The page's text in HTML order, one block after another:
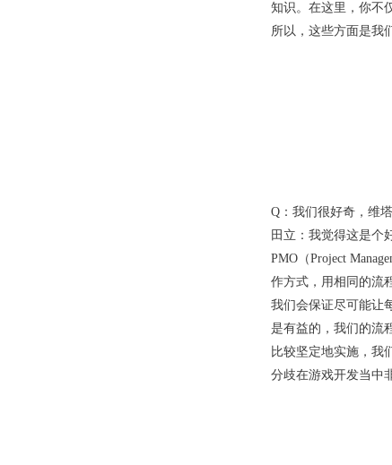
知识。在这里，你不
所以，这些方面是我
Q：我们很好奇，维
田立：我觉得这是个
PMO（Project
作方式，用相同的流
我们会保证尽可能让
是有益的，我们的流
比较坚定地实施，我
分歧在游戏开发当中